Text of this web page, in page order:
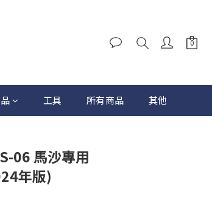
工具 所有商品 其他
06 馬沙專用
年版)